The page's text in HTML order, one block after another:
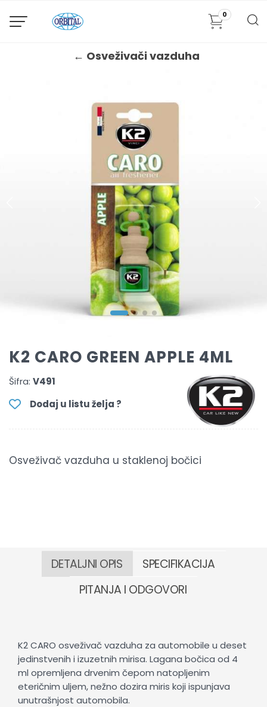
0
← Osveživači vazduha
K2 CARO GREEN APPLE 4ML
Šifra: V491
Dodaj u listu želja ?
Osveživač vazduha u staklenoj bočici
DETALJNI OPIS
SPECIFIKACIJA
PITANJA I ODGOVORI
K2 CARO osveživač vazduha za automobile u deset
jedinstvenih i izuzetnih mirisa. Lagana bočica od 4
ml opremljena drvenim čepom natopljenim
eteričnim uljem, nežno dozira miris koji ispunjava
unutrašnjost automobila.